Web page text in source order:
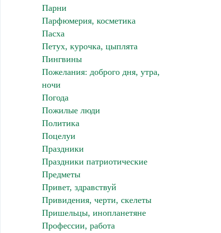
Парни
Парфюмерия, косметика
Пасха
Петух, курочка, цыплята
Пингвины
Пожелания: доброго дня, утра,
ночи
Погода
Пожилые люди
Политика
Поцелуи
Праздники
Праздники патриотические
Предметы
Привет, здравствуй
Привидения, черти, скелеты
Пришельцы, инопланетяне
Профессии, работа